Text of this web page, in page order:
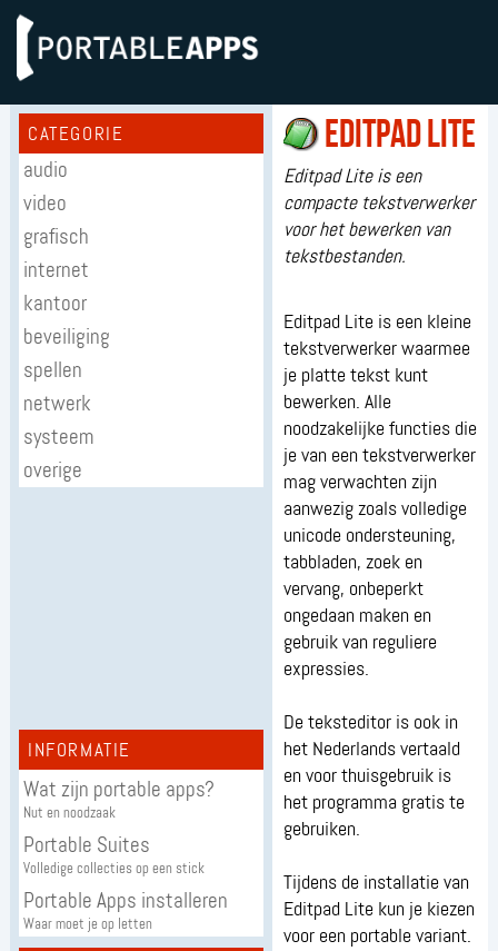
CATEGORIE
audio
video
grafisch
internet
kantoor
beveiliging
spellen
netwerk
systeem
overige
INFORMATIE
Wat zijn portable apps?
Nut en noodzaak
Portable Suites
Volledige collecties op een stick
Portable Apps installeren
Waar moet je op letten
Editpad Lite
Editpad Lite is een
compacte tekstverwerker
voor het bewerken van
tekstbestanden.
Editpad Lite is een kleine
tekstverwerker waarmee
je platte tekst kunt
bewerken. Alle
noodzakelijke functies die
je van een tekstverwerker
mag verwachten zijn
aanwezig zoals volledige
unicode ondersteuning,
tabbladen, zoek en
vervang, onbeperkt
ongedaan maken en
gebruik van reguliere
expressies.
De teksteditor is ook in
het Nederlands vertaald
en voor thuisgebruik is
het programma gratis te
gebruiken.
Tijdens de installatie van
Editpad Lite kun je kiezen
voor een portable variant.